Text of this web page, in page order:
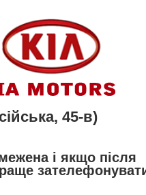
45-в)
і якщо після